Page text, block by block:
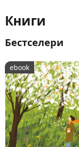
Книги
Бестселери
ebook